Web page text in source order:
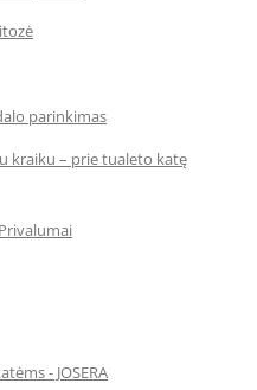
parinkimas
kraiku – prie tualeto katę
- JOSERA